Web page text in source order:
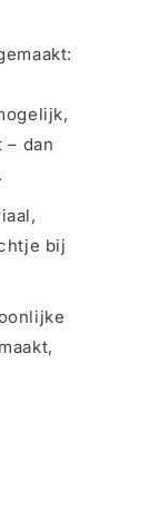
– dan
bij